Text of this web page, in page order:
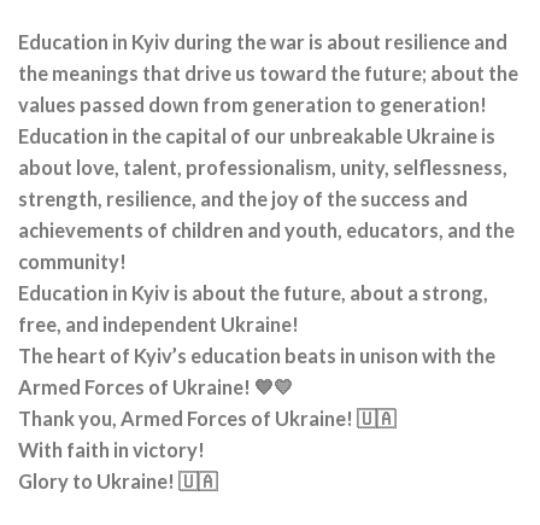
Education in Kyiv during the war is about resilience and
the meanings that drive us toward the future; about the
values passed down from generation to generation!
Education in the capital of our unbreakable Ukraine is
about love, talent, professionalism, unity, selflessness,
strength, resilience, and the joy of the success and
achievements of children and youth, educators, and the
community!
Education in Kyiv is about the future, about a strong,
free, and independent Ukraine!
The heart of Kyiv’s education beats in unison with the
Armed Forces of Ukraine! 💙💛
Thank you, Armed Forces of Ukraine! 🇺🇦
With faith in victory!
Glory to Ukraine! 🇺🇦